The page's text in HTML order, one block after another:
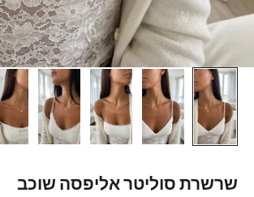
שרשרת סוליטר אליפסה שוכב